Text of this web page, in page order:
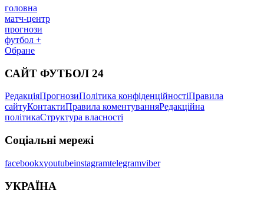
головна
матч-центр
прогнози
футбол +
Обране
САЙТ ФУТБОЛ 24
РедакціяПрогнозиПолітика конфіденційностіПравила
сайтуКонтактиПравила коментуванняРедакційна
політикаСтруктура власності
Соціальні мережі
facebookxyoutubeinstagramtelegramviber
УКРАЇНА